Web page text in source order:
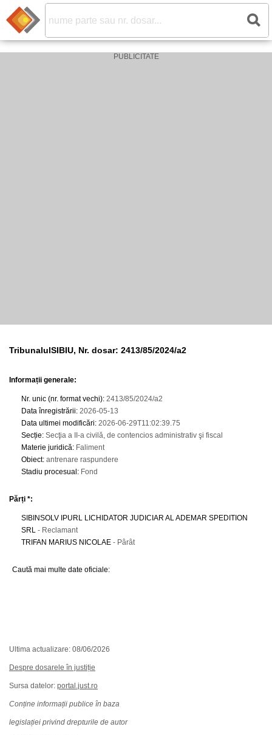
TribunalulSIBIU, Nr. dosar: 2413/85/2024/a2
Informații generale:
Nr. unic (nr. format vechi): 2413/85/2024/a2
Data înregistrării: 2026-05-13
Data ultimei modificări: 2026-06-29T11:02:39.75
Secție: Secţia a II-a civilă, de contencios administrativ şi fiscal
Materie juridică: Faliment
Obiect: antrenare raspundere
Stadiu procesual : Fond
Părți *:
SIBINSOLV IPURL LICHIDATOR JUDICIAR AL ADEMAR SPEDITION
SRL - Reclamant
TRIFAN MARIUS NICOLAE - Pârât
Caută mai multe date oficiale:
Ultima actualizare: 08/06/2026
Despre dosarele în justiție
Sursa datelor: portal.just.ro
Conține informații publice în baza
legislației privind drepturile de autor